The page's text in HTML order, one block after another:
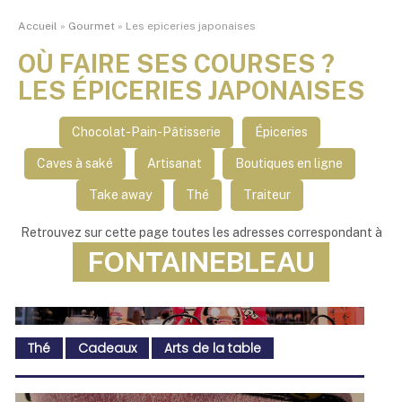
Accueil » Gourmet » Les epiceries japonaises
OÙ FAIRE SES COURSES ?
LES ÉPICERIES JAPONAISES
Chocolat-Pain-Pâtisserie Épiceries
Caves à saké Artisanat Boutiques en ligne
Take away Thé Traiteur
Retrouvez sur cette page toutes les adresses correspondant à
FONTAINEBLEAU
Thé Cadeaux Arts de la table